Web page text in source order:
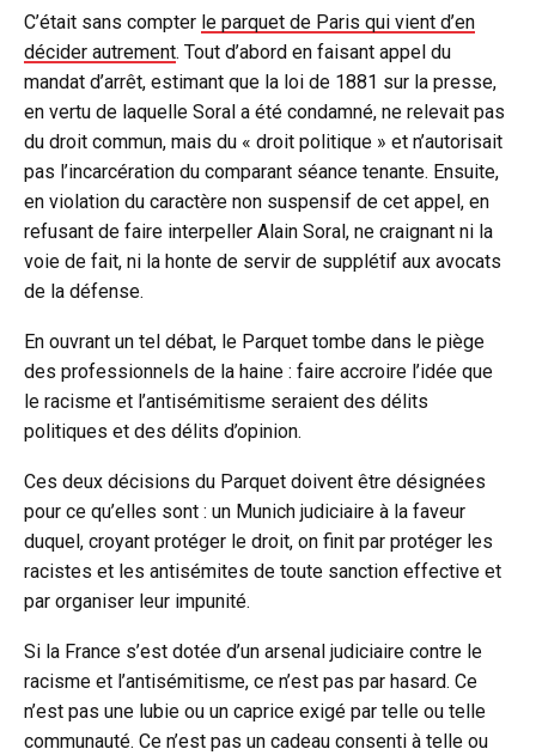
C’était sans compter le parquet de Paris qui vient d’en
décider autrement. Tout d’abord en faisant appel du
mandat d’arrêt, estimant que la loi de 1881 sur la presse,
en vertu de laquelle Soral a été condamné, ne relevait pas
du droit commun, mais du « droit politique » et n’autorisait
pas l’incarcération du comparant séance tenante. Ensuite,
en violation du caractère non suspensif de cet appel, en
refusant de faire interpeller Alain Soral, ne craignant ni la
voie de fait, ni la honte de servir de supplétif aux avocats
de la défense.
En ouvrant un tel débat, le Parquet tombe dans le piège
des professionnels de la haine : faire accroire l’idée que
le racisme et l’antisémitisme seraient des délits
politiques et des délits d’opinion.
Ces deux décisions du Parquet doivent être désignées
pour ce qu’elles sont : un Munich judiciaire à la faveur
duquel, croyant protéger le droit, on finit par protéger les
racistes et les antisémites de toute sanction effective et
par organiser leur impunité.
Si la France s’est dotée d’un arsenal judiciaire contre le
racisme et l’antisémitisme, ce n’est pas par hasard. Ce
n’est pas une lubie ou un caprice exigé par telle ou telle
communauté. Ce n’est pas un cadeau consenti à telle ou